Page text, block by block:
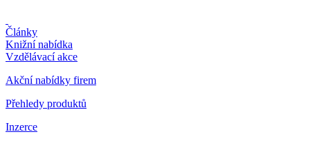
Články
Knižní nabídka
Vzdělávací akce
Akční nabídky firem
Přehledy produktů
Inzerce